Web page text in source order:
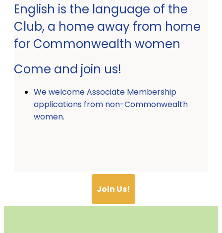
English is the language of the
Club, a home away from home
for Commonwealth women
Come and join us!
We welcome Associate Membership
applications from non-Commonwealth
women.
Join Us!